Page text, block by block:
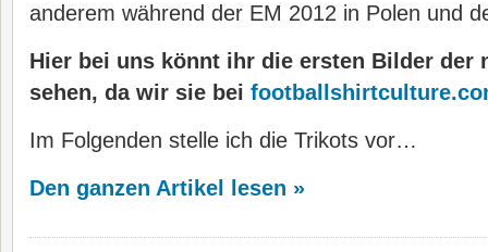
anderem während der EM 2012 in Polen und
Hier bei uns könnt ihr die ersten Bilder der
sehen, da wir sie bei
Im Folgenden stelle ich die Trikots vor…
Den ganzen Artikel lesen »